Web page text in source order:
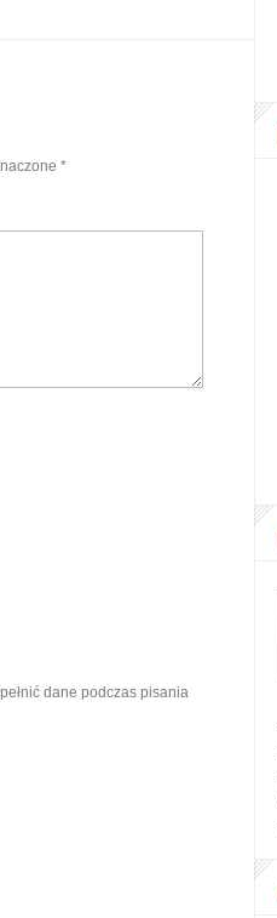
*
dane podczas pisania